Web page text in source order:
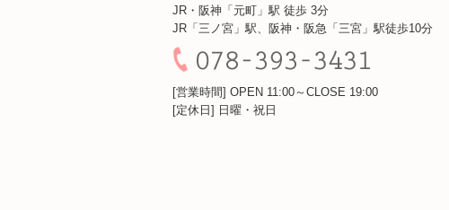
JR・阪神「元町」駅 徒歩 3分
JR「三ノ宮」駅、阪神・阪急「三宮」駅徒歩10分
[営業時間] OPEN 11:00～CLOSE 19:00
[定休日] 日曜・祝日